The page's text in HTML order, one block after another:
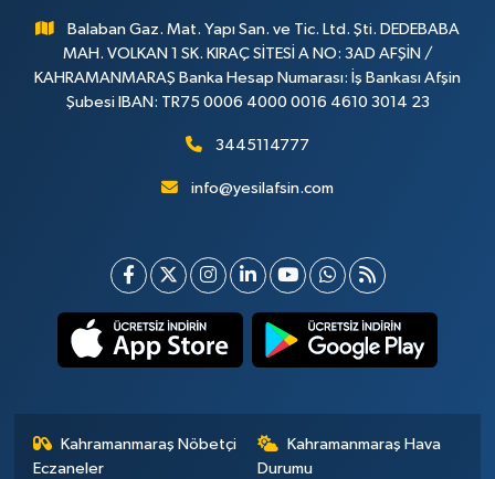
Balaban Gaz. Mat. Yapı San. ve Tic. Ltd. Şti. DEDEBABA
MAH. VOLKAN 1 SK. KIRAÇ SİTESİ A NO: 3AD AFŞİN /
KAHRAMANMARAŞ Banka Hesap Numarası: İş Bankası Afşin
Şubesi IBAN: TR75 0006 4000 0016 4610 3014 23
3445114777
info@yesilafsin.com
Kahramanmaraş Nöbetçi
Eczaneler
Kahramanmaraş Hava
Durumu